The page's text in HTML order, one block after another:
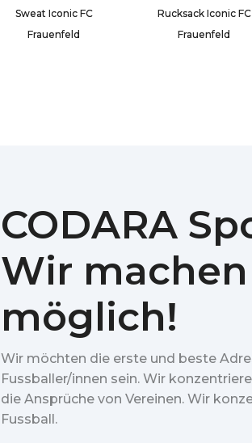
Sweat Iconic FC
Frauenfeld
Rucksack Iconic FC
Frauenfeld
CODARA
Wir
möglich!
Wir möchten die erste und beste
Fussballer/innen sein. Wir
die Ansprüche von Vereinen. Wir
Fussball.